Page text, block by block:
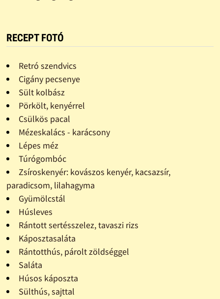
RECEPT FOTÓ
Retró szendvics
Cigány pecsenye
Sült kolbász
Pörkölt, kenyérrel
Csülkös pacal
Mézeskalács - karácsony
Lépes méz
Túrógombóc
Zsíroskenyér: kovászos kenyér, kacsazsír,
paradicsom, lilahagyma
Gyümölcstál
Húsleves
Rántott sertésszelez, tavaszi rizs
Káposztasaláta
Rántotthús, párolt zöldséggel
Saláta
Húsos káposzta
Sülthús, sajttal